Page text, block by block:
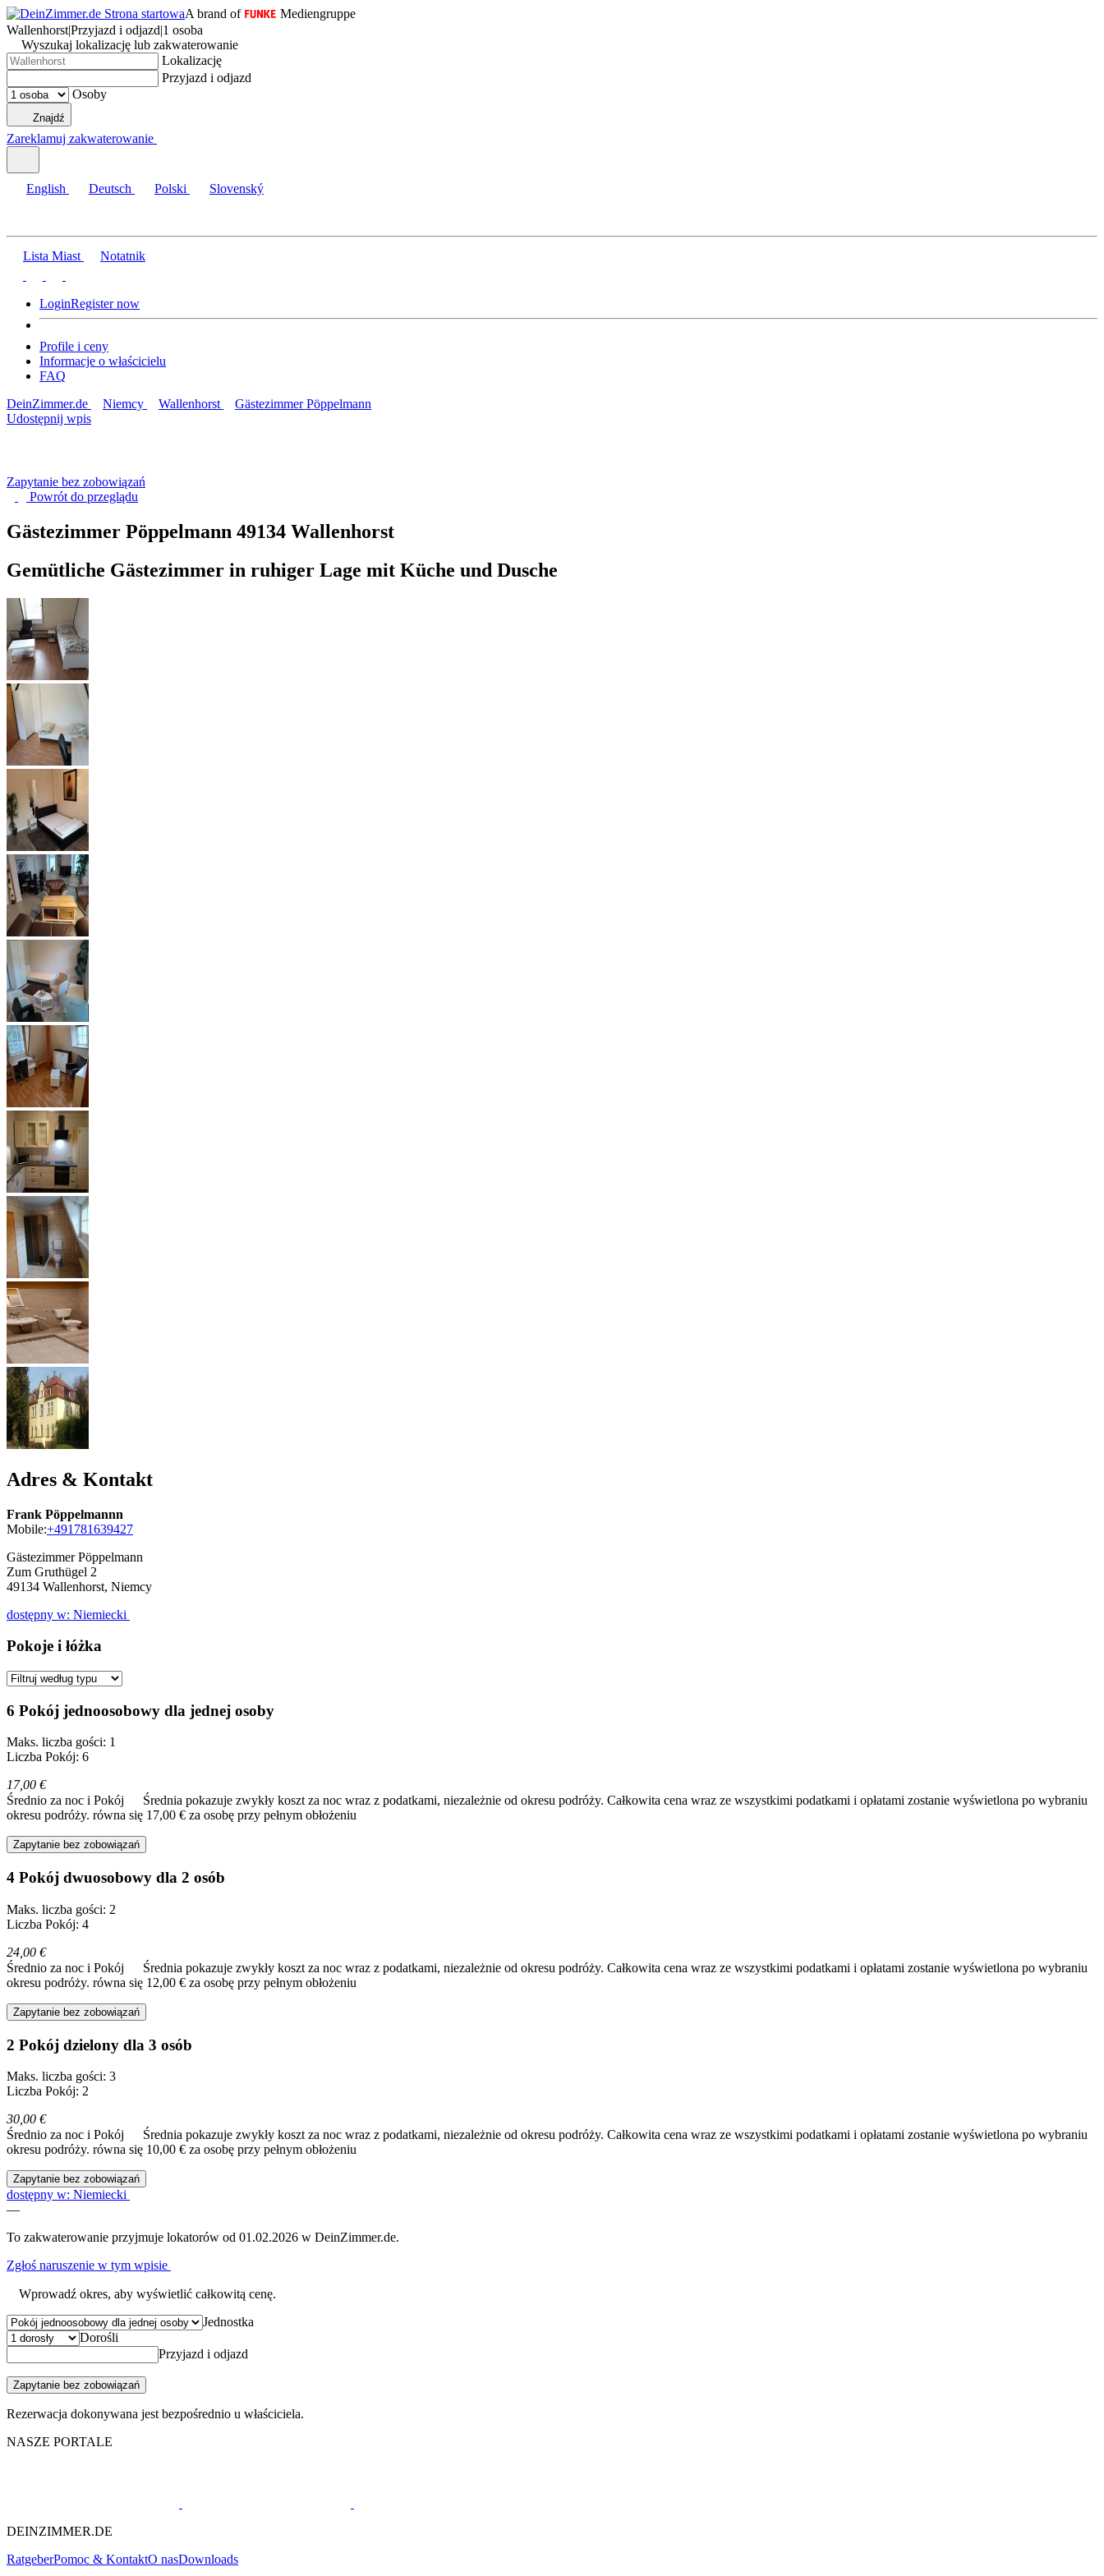
A brand of
Mediengruppe
Wallenhorst|Przyjazd i odjazd|1 osoba
Wyszukaj lokalizację lub zakwaterowanie
Lokalizację
Przyjazd i odjazd
Osoby
Znajdź
Zareklamuj zakwaterowanie
English Deutsch Polski Slovenský
Lista Miast Notatnik
LoginRegister now
Profile i ceny
Informacje o właścicielu
FAQ
DeinZimmer.de
Niemcy Wallenhorst
Gästezimmer Pöppelmann
Udostępnij wpis
Zapytanie bez zobowiązań
Powrót do przeglądu
Gästezimmer Pöppelmann 49134 Wallenhorst
Gemütliche Gästezimmer in ruhiger Lage mit Küche und Dusche
Adres & Kontakt
Frank Pöppelmannn
Mobile:+491781639427
Gästezimmer Pöppelmann
Zum Gruthügel 2
49134 Wallenhorst, Niemcy
dostępny w: Niemiecki
Pokoje i łóżka
6 Pokój jednoosobowy dla jednej osoby
Maks. liczba gości: 1
Liczba Pokój: 6
17,00 €
Średnio za noc i Pokój
Średnia pokazuje zwykły koszt za noc wraz z podatkami, niezależnie od okresu podróży. Całkowita cena wraz ze wszystkimi podatkami i opłatami zostanie wyświetlona po wybraniu
okresu podróży. równa się 17,00 € za osobę przy pełnym obłożeniu
Zapytanie bez zobowiązań
4 Pokój dwuosobowy dla 2 osób
Maks. liczba gości: 2
Liczba Pokój: 4
24,00 €
Średnio za noc i Pokój
Średnia pokazuje zwykły koszt za noc wraz z podatkami, niezależnie od okresu podróży. Całkowita cena wraz ze wszystkimi podatkami i opłatami zostanie wyświetlona po wybraniu
okresu podróży. równa się 12,00 € za osobę przy pełnym obłożeniu
Zapytanie bez zobowiązań
2 Pokój dzielony dla 3 osób
Maks. liczba gości: 3
Liczba Pokój: 2
30,00 €
Średnio za noc i Pokój
Średnia pokazuje zwykły koszt za noc wraz z podatkami, niezależnie od okresu podróży. Całkowita cena wraz ze wszystkimi podatkami i opłatami zostanie wyświetlona po wybraniu
okresu podróży. równa się 10,00 € za osobę przy pełnym obłożeniu
Zapytanie bez zobowiązań
dostępny w: Niemiecki
—
To zakwaterowanie przyjmuje lokatorów od 01.02.2026 w DeinZimmer.de.
Zgłoś naruszenie w tym wpisie
Wprowadź okres, aby wyświetlić całkowitą cenę.
Jednostka
Dorośli
Przyjazd i odjazd
Zapytanie bez zobowiązań
Rezerwacja dokonywana jest bezpośrednio u właściciela.
NASZE PORTALE
DEINZIMMER.DE
RatgeberPomoc & KontaktO nasDownloads